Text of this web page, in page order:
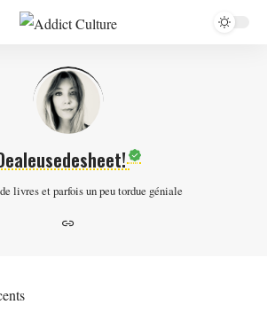
livres et parfois un peu tordue géniale